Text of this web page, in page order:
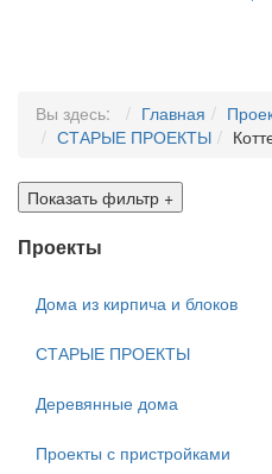
Вы здесь: Главная
СТАРЫЕ ПРОЕКТЫ
Показать фильтр +
Проекты
Дома из кирпича и блоков
СТАРЫЕ ПРОЕКТЫ
Деревянные дома
Проекты с пристройками